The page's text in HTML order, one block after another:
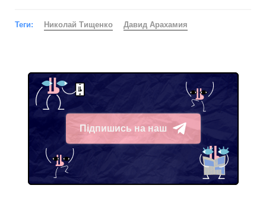
Теги: Николай Тищенко Давид Арахамия
Підпишись на наш
Telegram